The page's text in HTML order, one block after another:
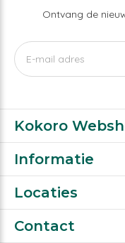
Ontvang de
Kokoro
Informatie
Locaties
Contact